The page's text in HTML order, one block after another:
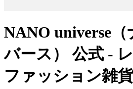
NANO universe
バース） 公式 -
ファッション雑貨